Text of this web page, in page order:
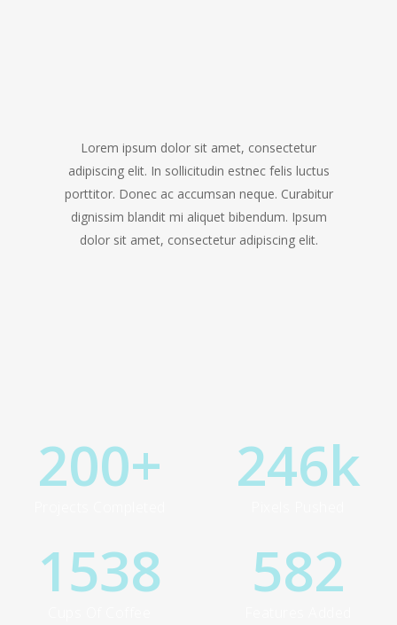
Lorem ipsum dolor sit amet, consectetur
adipiscing elit. In sollicitudin estnec felis luctus
porttitor. Donec ac accumsan neque. Curabitur
dignissim blandit mi aliquet bibendum. Ipsum
dolor sit amet, consectetur adipiscing elit.
200+ 246k
1538 582